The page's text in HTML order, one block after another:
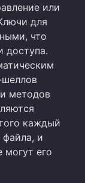
или
для
что
доступа.
шеллов
методов
каждый
и
могут его